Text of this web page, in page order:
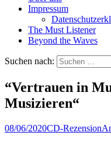
Impressum
The Must Listener
Beyond the Waves
Suchen nach:
“Vertrauen in
Musizieren“
08/06/2020CD-Rezension